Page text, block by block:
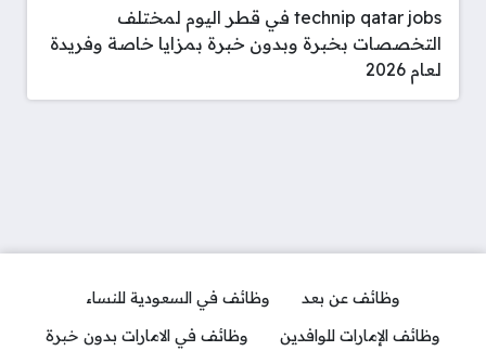
technip qatar jobs في قطر اليوم لمختلف
التخصصات بخبرة وبدون خبرة بمزايا خاصة وفريدة
لعام 2026
وظائف عن بعد
وظائف في السعودية للنساء
وظائف الإمارات للوافدين
وظائف في الامارات بدون خبرة